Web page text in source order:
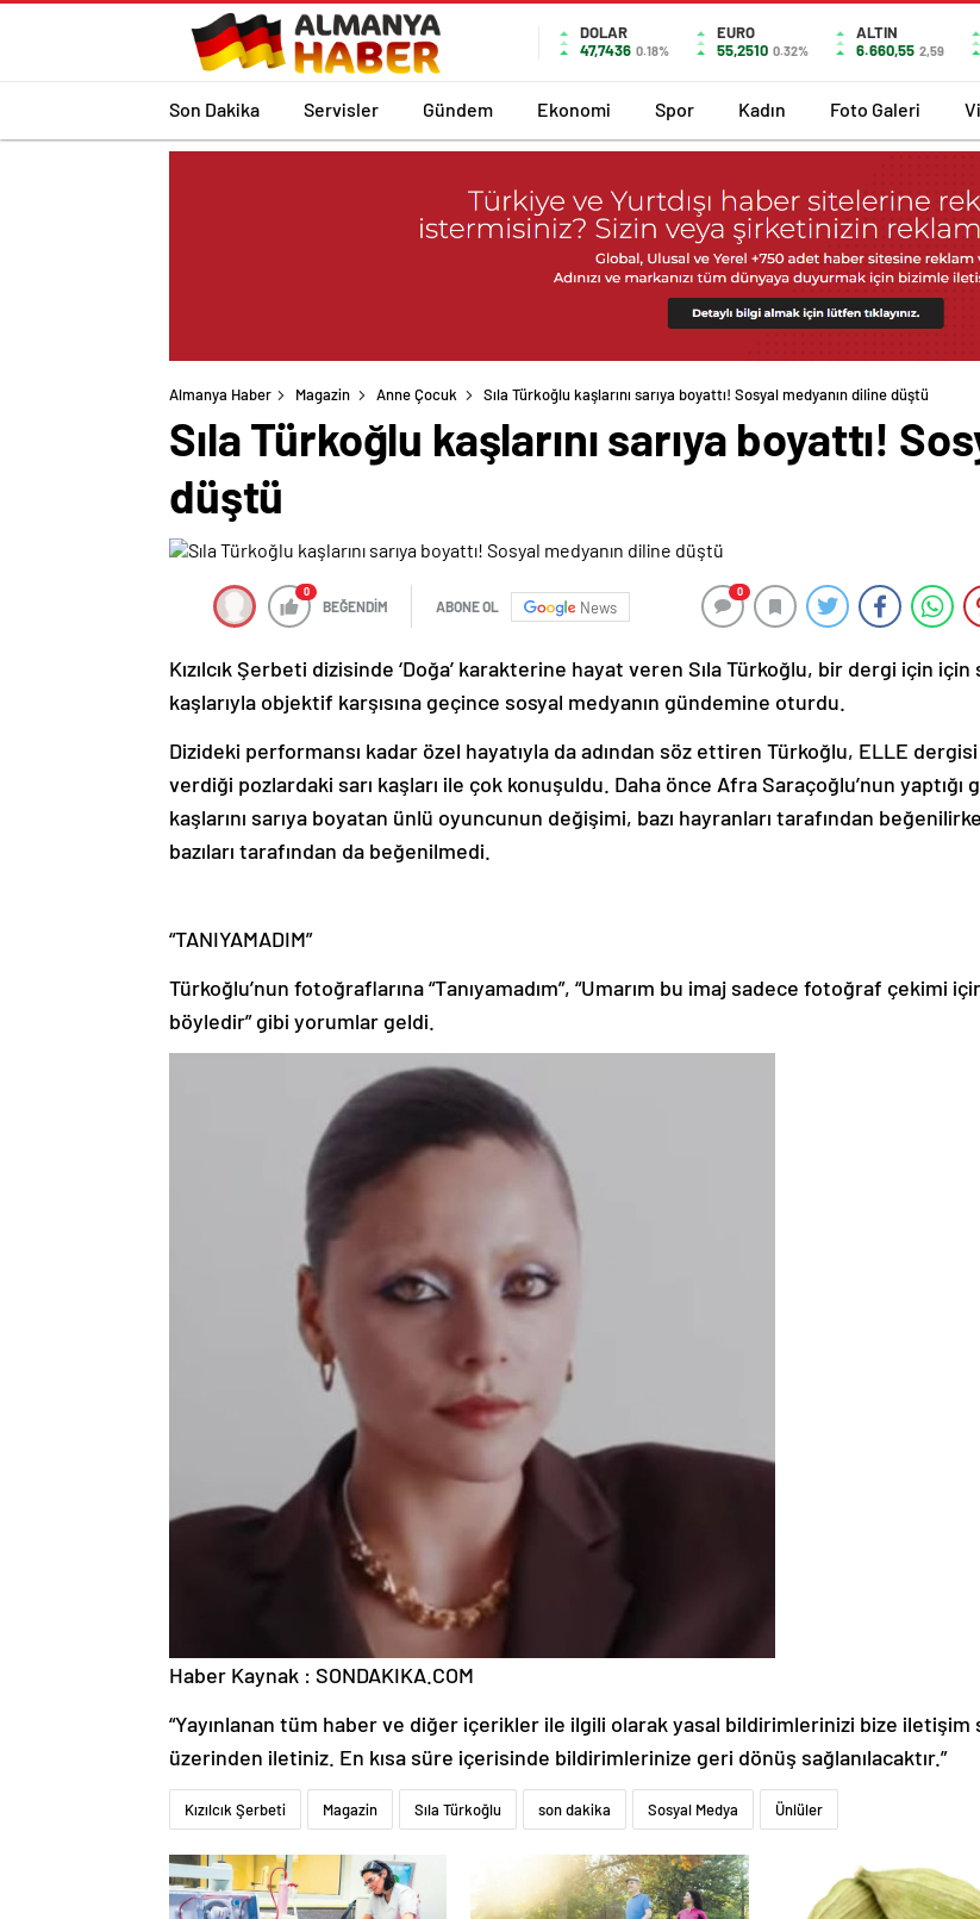
DOLAR
47,7436 0.18%
EURO
55,2510 0.32%
ALTIN
6.660,55 2,59
Son Dakika Servisler Gündem Ekonomi Spor Kadın Foto Galeri
Almanya Haber Magazin Anne Çocuk Sıla Türkoğlu kaşlarını sarıya boyattı! Sosyal medyanın diline düştü
Sıla Türkoğlu kaşlarını sarıya boyattı!
düştü
0
BEĞENDİM ABONE OL News
0
Kızılcık Şerbeti dizisinde ‘Doğa’ karakterine hayat veren Sıla Türkoğlu, bir dergi için için
kaşlarıyla objektif karşısına geçince sosyal medyanın gündemine oturdu.
Dizideki performansı kadar özel hayatıyla da adından söz ettiren Türkoğlu, ELLE
verdiği pozlardaki sarı kaşları ile çok konuşuldu. Daha önce Afra Saraçoğlu’nun yaptığı
kaşlarını sarıya boyatan ünlü oyuncunun değişimi, bazı hayranları tarafından
bazıları tarafından da beğenilmedi.
“TANIYAMADIM”
Türkoğlu’nun fotoğraflarına “Tanıyamadım”, “Umarım bu imaj sadece fotoğraf çekimi
böyledir” gibi yorumlar geldi.
Haber Kaynak : SONDAKIKA.COM
“Yayınlanan tüm haber ve diğer içerikler ile ilgili olarak yasal bildirimlerinizi bize iletişim
üzerinden iletiniz. En kısa süre içerisinde bildirimlerinize geri dönüş sağlanılacaktır.”
Kızılcık Şerbeti Magazin Sıla Türkoğlu son dakika Sosyal Medya Ünlüler